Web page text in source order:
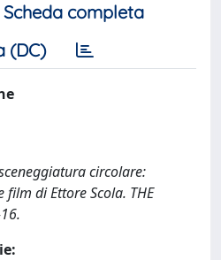
Scheda completa
(DC)
circolare:
di Ettore Scola. THE